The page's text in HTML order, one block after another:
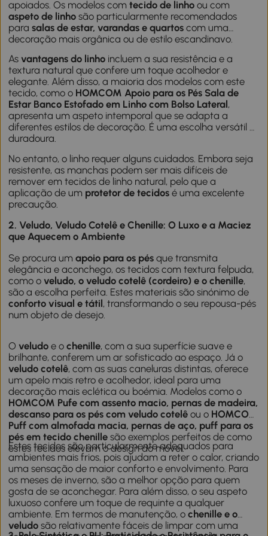
apoiados. Os modelos comtecido de linho ou com
aspeto de linho são particularmente recomendados
parasalas de estar, varandas e quartos com uma
decoração mais orgânica ou de estilo escandinavo.
As vantagens do linho incluem a sua resistência e a
textura natural que confere um toque acolhedor e
elegante. Além disso, a maioria dos modelos com este
tecido, como o HOMCOM Apoio para os Pés Sala de
Estar Banco Estofado em Linho com Bolso Lateral,
apresenta um aspeto intemporal que se adapta a
diferentes estilos de decoração. É uma escolha versátil e
duradoura.
No entanto, o linho requer alguns cuidados. Embora seja
resistente, as manchas podem ser mais difíceis de
remover em tecidos de linho natural, pelo que a
aplicação de um protetor de tecidos é uma excelente
precaução.
2. Veludo, Veludo Cotelê e Chenille: O Luxo e a Maciez
que Aquecem o Ambiente
Se procura umapoio para os pés que transmita
elegância e aconchego, os tecidos com textura felpuda,
como o veludo, o veludo cotelê (cordeiro) e o chenille,
são a escolha perfeita. Estes materiais são sinónimo de
conforto visual e tátil, transformando o seu repousa-pés
num objeto de desejo.
O veludo e ochenille, com a sua superfície suave e
brilhante, conferem um ar sofisticado ao espaço. Já o
veludo cotelê, com as suas caneluras distintas, oferece
um apelo mais retro e acolhedor, ideal para uma
decoração mais eclética ou boémia. Modelos como o
HOMCOM Pufe com assento macio, pernas de madeira,
descanso para os pés com veludo cotelê ou o HOMCOM
Puff com almofada macia, pernas de aço, puff para os
pés em tecido chenille são exemplos perfeitos de como
estes tecidos elevam o design do móvel.
Estes tecidos são particularmente adequados para
ambientes mais frios, pois ajudam a reter o calor, criando
uma sensação de maior conforto e envolvimento. Para
os meses de inverno, são a melhor opção para quem
gosta de se aconchegar. Para além disso, o seu aspeto
luxuoso confere um toque de requinte a qualquer
ambiente. Em termos de manutenção, ochenille e o
veludo são relativamente fáceis de limpar com uma